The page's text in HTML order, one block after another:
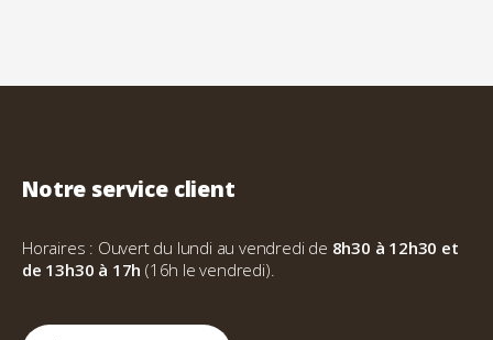
Notre service client
Horaires : Ouvert du lundi au vendredi de 8h30 à 12h30 et
de 13h30 à 17h(16h le vendredi).